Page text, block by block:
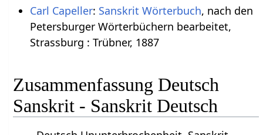
Carl Capeller: Sanskrit Wörterbuch, nach den
Petersburger Wörterbüchern bearbeitet,
Strassburg : Trübner, 1887
Zusammenfassung Deutsch
Sanskrit - Sanskrit Deutsch